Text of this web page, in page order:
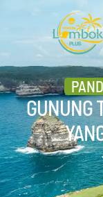
GUNUNG